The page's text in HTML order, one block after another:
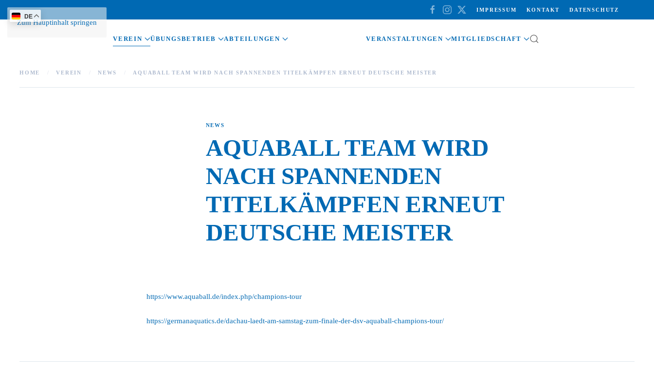
Zum Hauptinhalt springen
IMPRESSUM KONTAKT DATENSCHUTZ
VEREIN ÜBUNGSBETRIEB ABTEILUNGEN VERANSTALTUNGEN MITGLIEDSCHAFT
HOME VEREIN NEWS AQUABALL TEAM WIRD NACH SPANNENDEN TITELKÄMPFEN ERNEUT DEUTSCHE MEISTER
NEWS
AQUABALL TEAM WIRD
NACH SPANNENDEN
TITELKÄMPFEN ERNEUT
DEUTSCHE MEISTER
https://www.aquaball.de/index.php/champions-tour
https://germanaquatics.de/dachau-laedt-am-samstag-zum-finale-der-dsv-aquaball-champions-tour/
DE